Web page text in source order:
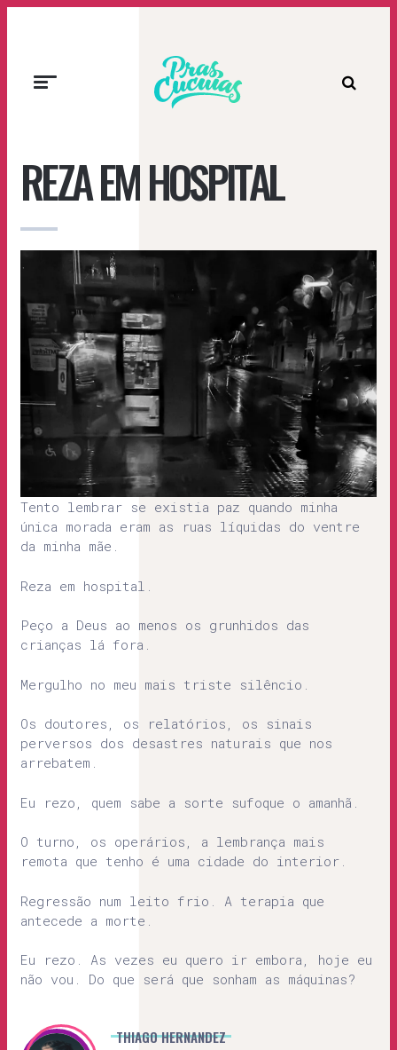
Prascucuias
REZA EM HOSPITAL
Tento lembrar se existia paz quando minha
única morada eram as ruas líquidas do ventre
da minha mãe.
Reza em hospital.
Peço a Deus ao menos os grunhidos das
crianças lá fora.
Mergulho no meu mais triste silêncio.
Os doutores, os relatórios, os sinais
perversos dos desastres naturais que nos
arrebatem.
Eu rezo, quem sabe a sorte sufoque o amanhã.
O turno, os operários, a lembrança mais
remota que tenho é uma cidade do interior.
Regressão num leito frio. A terapia que
antecede a morte.
Eu rezo. As vezes eu quero ir embora, hoje eu
não vou. Do que será que sonham as máquinas?
THIAGO HERNANDEZ